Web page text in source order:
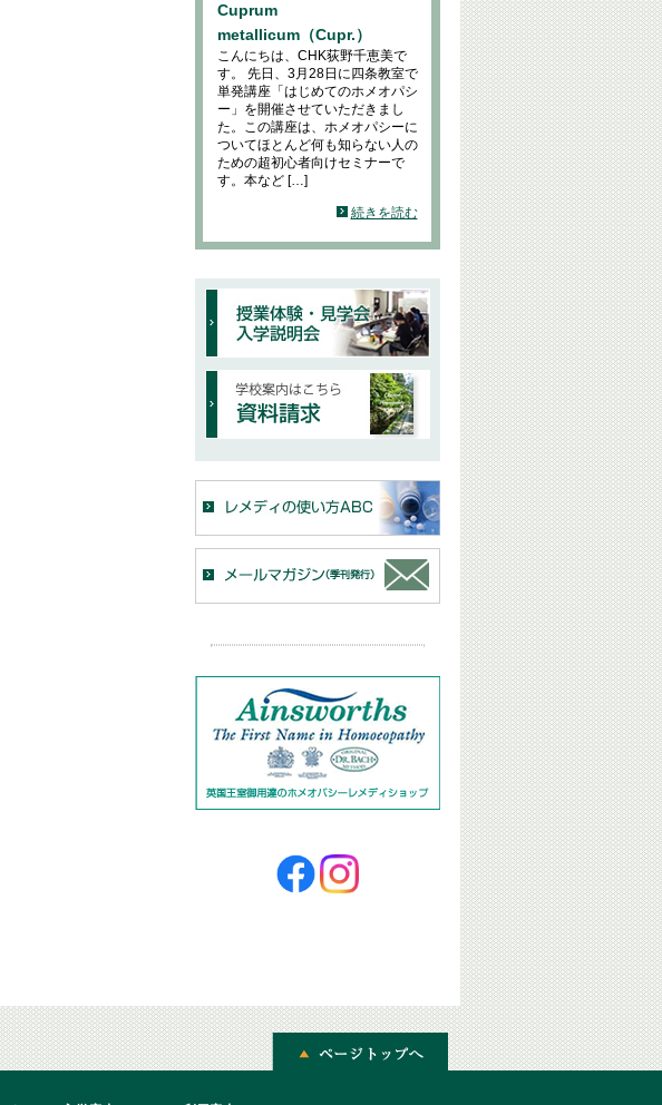
Cuprum
metallicum（Cupr.）
こんにちは、CHK荻野千恵美で
す。 先日、3月28日に四条教室で
単発講座「はじめてのホメオパシ
ー」を開催させていただきまし
た。この講座は、ホメオパシーに
ついてほとんど何も知らない人の
ための超初心者向けセミナーで
す。本など […]
続きを読む